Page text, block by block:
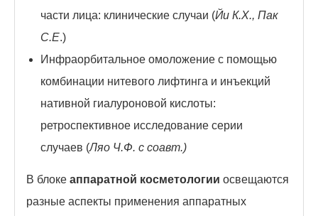
части лица: клинические случаи (Йи К.Х., Пак
С.Е.)
Инфраорбитальное омоложение с помощью
комбинации нитевого лифтинга и инъекций
нативной гиалуроновой кислоты:
ретроспективное исследование серии
случаев (Ляо Ч.Ф. с соавт.)
В блокеаппаратной косметологии освещаются
разные аспекты применения аппаратных